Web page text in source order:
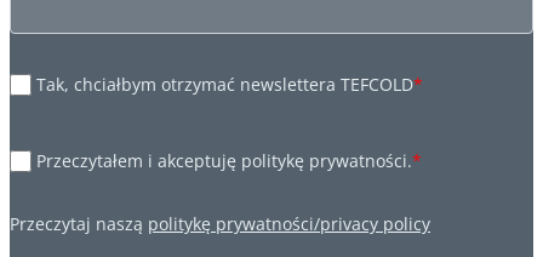
Tak, chciałbym otrzymać newslettera TEFCOLD*
Przeczytałem i akceptuję politykę prywatności.*
Przeczytaj naszą politykę prywatności/privacy policy